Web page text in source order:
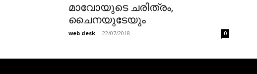
മാവോയുടെ ചരിത്രം,
ചൈനയുടേയും
web desk - 22/07/2018 0